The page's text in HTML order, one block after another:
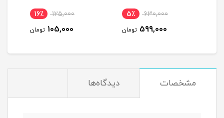
630,000 5٪
599,000 تومان
125,000 16٪
105,000 تومان
مشخصات دیدگاه‌ها